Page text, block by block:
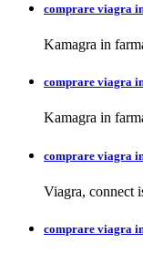
comprare viagra
Kamagra in
comprare viagra
Kamagra in
comprare viagra
Viagra, connect
comprare viagra